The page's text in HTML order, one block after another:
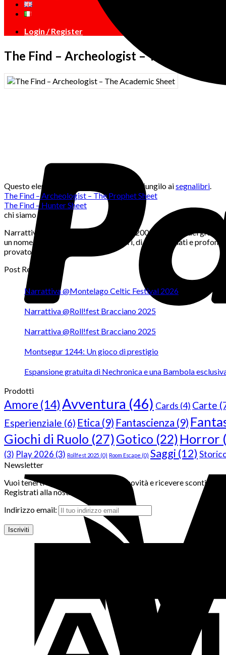
Login / Register
The Find – Archeologist – The Academic
Questo elemento è stato inserito in . Aggiungilo aisegnalibri.
The Find – Archeologist – The Prophet Sheet
The Find – Hunter Sheet
chi siamo
Narrattiva è una casa editrice nata nel 2006 a seguito del
un nome siamo un gruppo di giocatori, di appassionati e
provato e ci ha entusiasmato.
Post Recenti
Narrattiva @Montelago Celtic Festival 2026
Narrattiva @Roll!fest Bracciano 2025
Narrattiva @Roll!fest Bracciano 2025
Montsegur 1244: Un gioco di prestigio
Espansione gratuita di Nechronica e una Bambola
Prodotti
Amore (14)Avventura (46) Cards (4) Carte
Esperienziale (6) Etica (9) Fantascienza (9)
Giochi di Ruolo (27)Gotico (22) Horror
(3) Play 2026 (3) Rollfest 2025 (0) Room Escape (0) Saggi (12)
Newsletter
Vuoi tenerti aggiornato sulle nostre novità e ricevere sconti ed
Registrati alla nostra Newsletter!
Indirizzo email: